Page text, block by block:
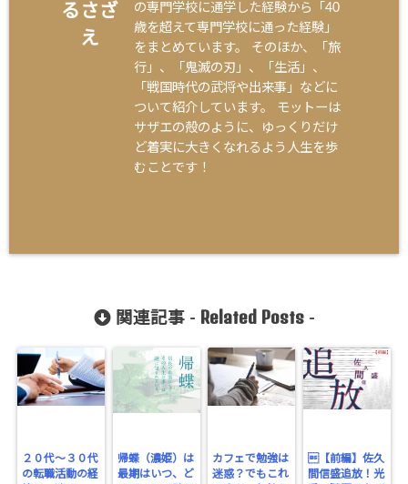
るさざ
え
の専門学校に通学した経験から「40
歳を超えて専門学校に通った経験」
をまとめています。 そのほか、「旅
行」、「鬼滅の刃」、「生活」、
「戦国時代の武将や出来事」などに
ついて紹介しています。 モットーは
サザエの殻のように、ゆっくりだけ
ど着実に大きくなれるよう人生を歩
むことです！
関連記事 - Related Posts-
２０代〜３０代
の転職活動の経
帰蝶（濃姫）は
最期はいつ、ど
カフェで勉強は
迷惑？でもこれ
【前編】佐久
間信盛追放！光